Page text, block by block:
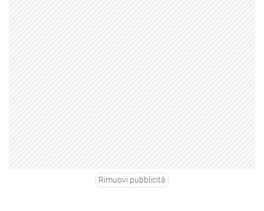
Rimuovi pubblicità